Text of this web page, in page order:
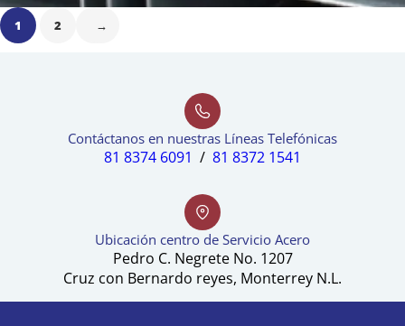
1 2 →
Contáctanos en nuestras Líneas Telefónicas
81 8374 6091 / 81 8372 1541
Ubicación centro de Servicio Acero
Pedro C. Negrete No. 1207
Cruz con Bernardo reyes, Monterrey N.L.